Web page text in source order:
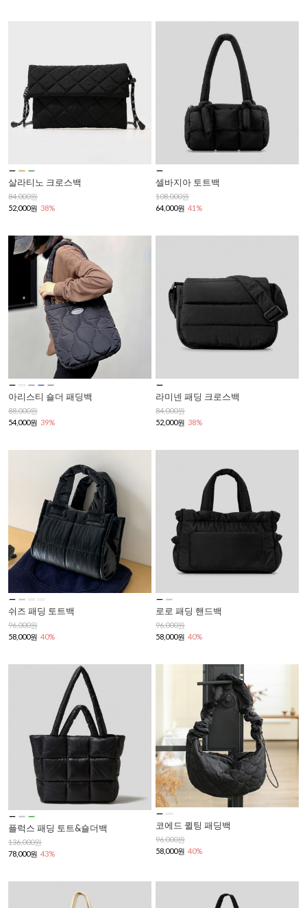
살라티노 크로스백
84,000원
52,000원 38%
셀바지아 토트백
108,000원
64,000원 41%
아리스티 숄더 패딩백
88,000원
54,000원 39%
라미넨 패딩 크로스백
84,000원
52,000원 38%
쉬즈 패딩 토트백
96,000원
58,000원 40%
로로 패딩 핸드백
96,000원
58,000원 40%
플럭스 패딩 토트&숄더백
136,000원
78,000원 43%
코에드 퀼팅 패딩백
96,000원
58,000원 40%